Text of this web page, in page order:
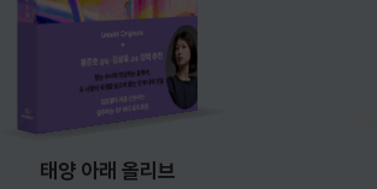
태양 아래 올리브